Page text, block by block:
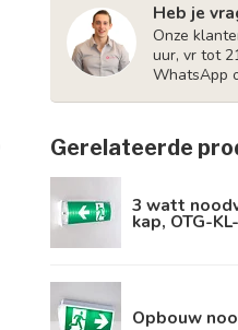
Heb je
Onze
uur, vr tot
WhatsApp
Gerelateerde
3 watt
kap, OTG-
Opbouw